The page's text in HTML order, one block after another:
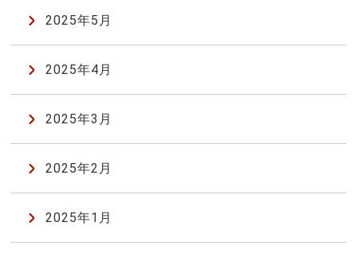
2025年5月
2025年4月
2025年3月
2025年2月
2025年1月